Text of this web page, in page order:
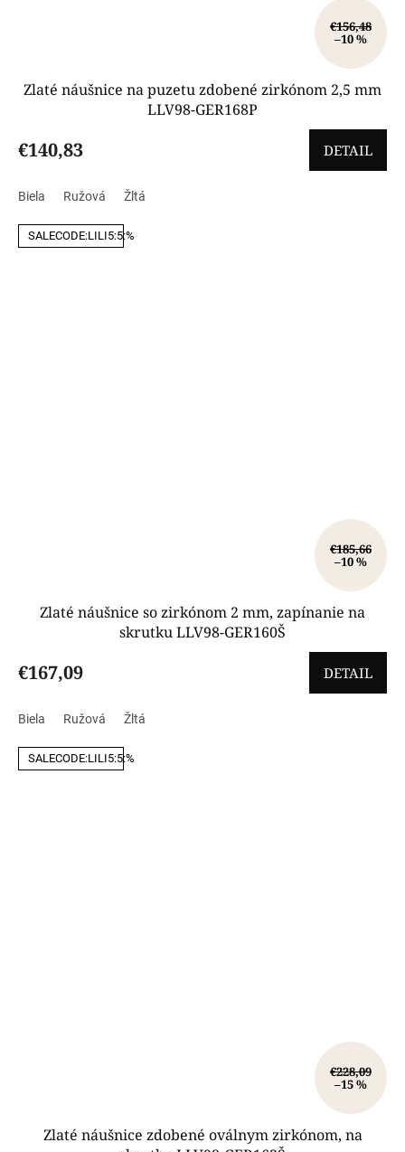
€156,48
–10 %
Zlaté náušnice na puzetu zdobené zirkónom 2,5 mm
LLV98-GER168P
€140,83 DETAIL
Biela Ružová Žltá
SALECODE:LILI5:5:%
€185,66
–10 %
Zlaté náušnice so zirkónom 2 mm, zapínanie na
skrutku LLV98-GER160Š
€167,09 DETAIL
Biela Ružová Žltá
SALECODE:LILI5:5:%
€228,09
–15 %
Zlaté náušnice zdobené oválnym zirkónom, na